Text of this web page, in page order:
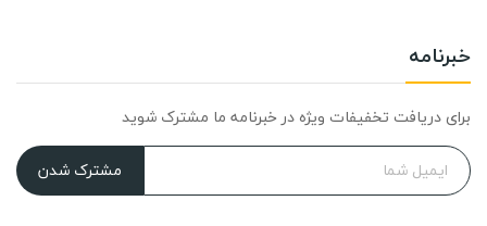
خبرنامه
برای دریافت تخفیفات ویژه در خبرنامه ما مشترک شوید
مشترک شدن